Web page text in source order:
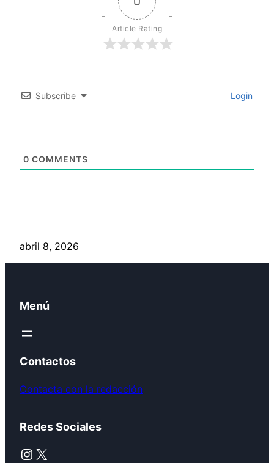
Article Rating
Subscribe Login
0 COMMENTS
abril 8, 2026
Menú
Contactos
Contacta con la redacción
Redes Sociales
Instagram X